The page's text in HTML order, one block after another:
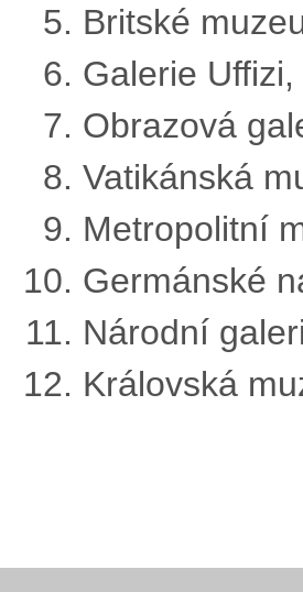
Britské
Galerie
Obrazová
Vatikánská
Metropolitní
Germánské
Národní
Královská